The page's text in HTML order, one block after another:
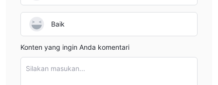
Baik
Konten yang ingin Anda komentari
Silakan masukan...